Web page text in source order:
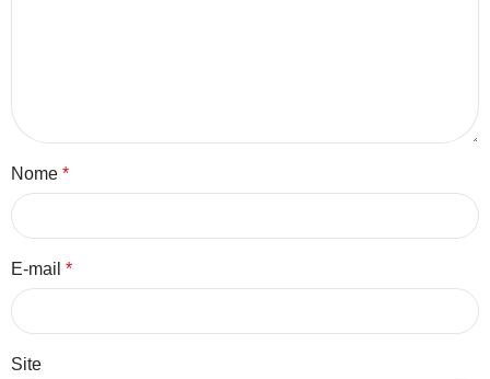
Nome *
E-mail *
Site